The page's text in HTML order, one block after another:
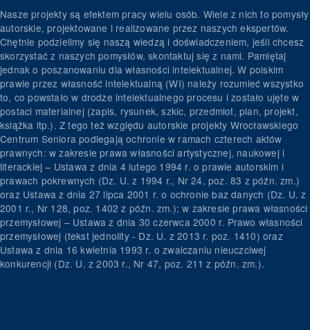
Nasze projekty są efektem pracy wielu osób. Wiele z nich to pomysły
autorskie, projektowane i realizowane przez naszych ekspertów.
Chętnie podzielimy się naszą wiedzą i doświadczeniem, jeśli chcesz
skorzystać z naszych pomysłów, skontaktuj się z nami. Pamiętaj
jednak o poszanowaniu dla własności intelektualnej. W polskim
prawie przez własność intelektualną (WI) należy rozumieć wszystko
to, co powstało w drodze intelektualnego procesu i zostało ujęte w
postaci materialnej (zapis, rysunek, szkic, przedmiot, plan, projekt,
książka itp.). Z tego też względu autorskie projekty Wrocławskiego
Centrum Seniora podlegają ochronie w ramach czterech aktów
prawnych: w zakresie prawa własności artystycznej, naukowej i
literackiej – Ustawa z dnia 4 lutego 1994 r. o prawie autorskim i
prawach pokrewnych (Dz. U. z 1994 r., Nr 24, poz. 83 z późn. zm.)
oraz Ustawa z dnia 27 lipca 2001 r. o ochronie baz danych (Dz. U. z
2001 r., Nr 128, poz. 1402 z późn. zm.); w zakresie prawa własności
przemysłowej – Ustawa z dnia 30 czerwca 2000 r. Prawo własności
przemysłowej (tekst jednolity - Dz. U. z 2013 r. poz. 1410) oraz
Ustawa z dnia 16 kwietnia 1993 r. o zwalczaniu nieuczciwej
konkurencji (Dz. U. z 2003 r., Nr 47, poz. 211 z późn. zm.).